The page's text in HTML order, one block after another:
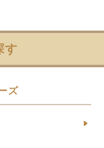
す
ズ